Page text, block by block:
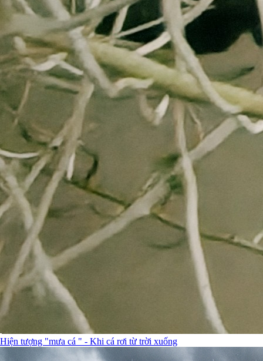
Hiện tượng "mưa cá " - Khi cá rơi từ trời xuống